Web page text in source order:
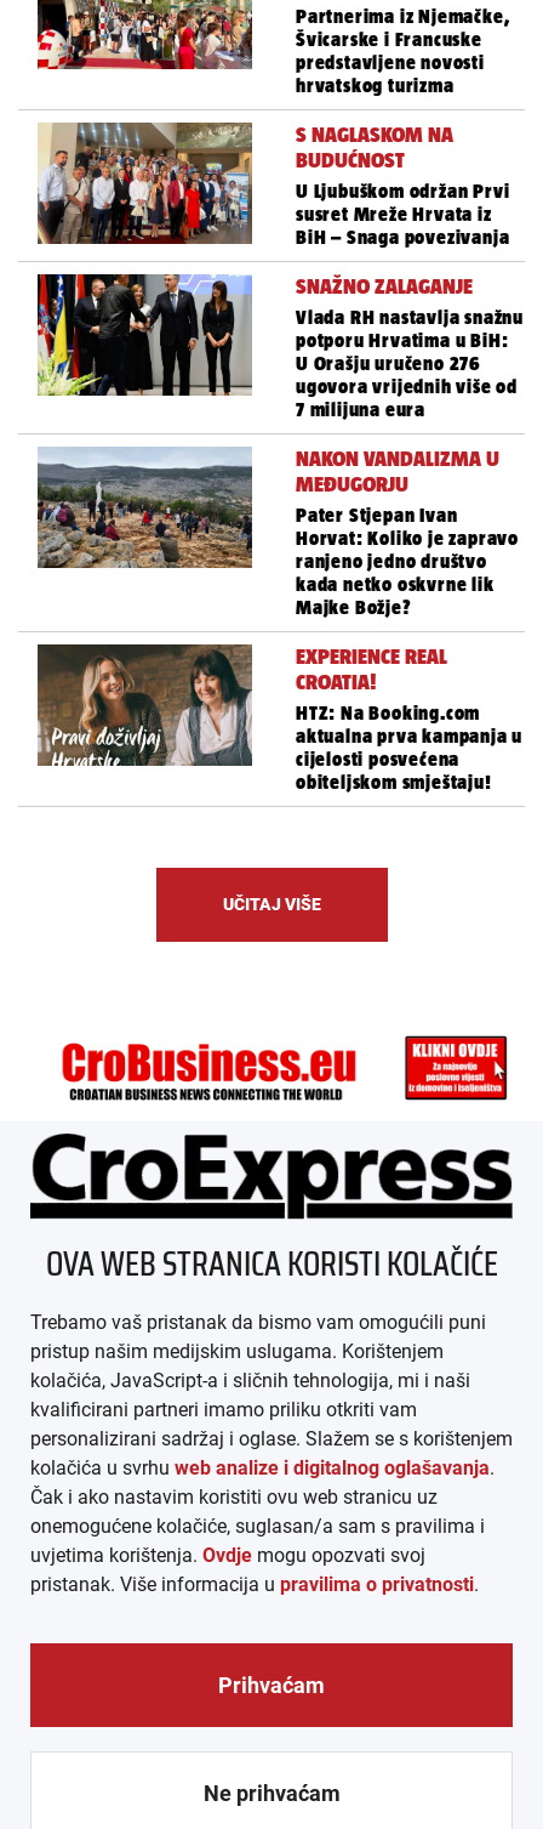
Partnerima iz Njemačke,
Švicarske i Francuske
predstavljene novosti
hrvatskog turizma
S NAGLASKOM NA
BUDUĆNOST
U Ljubuškom održan Prvi
susret Mreže Hrvata iz
BiH – Snaga povezivanja
SNAŽNO ZALAGANJE
Vlada RH nastavlja snažnu
potporu Hrvatima u BiH:
U Orašju uručeno 276
ugovora vrijednih više od
7 milijuna eura
NAKON VANDALIZMA U
MEĐUGORJU
Pater Stjepan Ivan
Horvat: Koliko je zapravo
ranjeno jedno društvo
kada netko oskvrne lik
Majke Božje?
EXPERIENCE REAL
CROATIA!
HTZ: Na Booking.com
aktualna prva kampanja u
cijelosti posvećena
obiteljskom smještaju!
UČITAJ VIŠE
ÜBER UNS
IMPRESSUM
AGB
DATENSCHUTZ
MEDIADATEN
ARHIVA (PDF)
© CROEXPRESS │ INFORMATIVNI MEDIJ HRVATA IZVAN
REPUBLIKE HRVATSKE 2026.
OVA WEB STRANICA KORISTI KOLAČIĆE
Trebamo vaš pristanak da bismo vam omogućili puni
pristup našim medijskim uslugama. Korištenjem
kolačića, JavaScript-a i sličnih tehnologija, mi i naši
kvalificirani partneri imamo priliku otkriti vam
personalizirani sadržaj i oglase. Slažem se s korištenjem
kolačića u svrhu web analize i digitalnog oglašavanja.
Čak i ako nastavim koristiti ovu web stranicu uz
onemogućene kolačiće, suglasan/a sam s pravilima i
uvjetima korištenja. Ovdje mogu opozvati svoj
pristanak. Više informacija u pravilima o privatnosti.
Prihvaćam
Ne prihvaćam